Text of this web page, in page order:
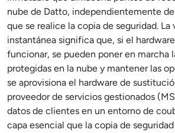
nube de Datto, independientemente
que se realice la copia de seguridad. La
instantánea significa que, si el
funcionar, se pueden poner en marcha
protegidas en la nube y mantener las
se aprovisiona el hardware de
proveedor de servicios gestionados
datos de clientes en un entorno de
capa esencial que la copia de